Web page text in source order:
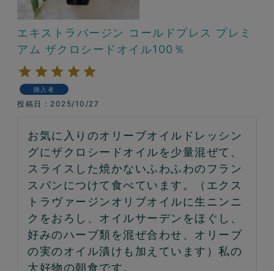
エキストラバージン コールドプレス プレミ
アム ザクロシードオイル100％
購入者
投稿日 2025/10/27
お気に入りのオリーブオイルドレッシン
グにザクロシードオイルを少量混ぜて、
スライスした焼かないふわふわのフラン
スパンにつけて食べています。（エクス
トラヴァージンオリブオイルに生ニンニ
クをおろし、オイルサーデンをほぐし、
好みのハーブ類を混ぜ合わせ、オリーブ
の実のオイル漬けも加えています）私の
大好物の朝食です。